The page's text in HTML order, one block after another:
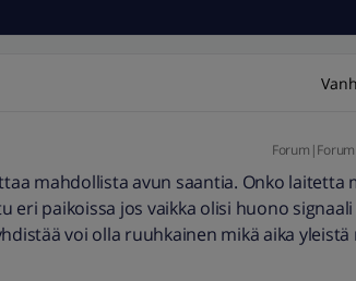
mahdollista avun saantia. Onko laitetta
eri paikoissa jos vaikka olisi huono signaali
voi olla ruuhkainen mikä aika yleistä